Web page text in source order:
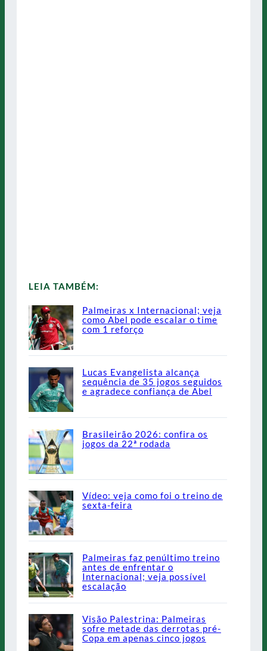
LEIA TAMBÉM:
Palmeiras x Internacional; veja
como Abel pode escalar o time
com 1 reforço
Lucas Evangelista alcança
sequência de 35 jogos seguidos
e agradece confiança de Abel
Brasileirão 2026: confira os
jogos da 22ª rodada
Vídeo: veja como foi o treino de
sexta-feira
Palmeiras faz penúltimo treino
antes de enfrentar o
Internacional; veja possível
escalação
Visão Palestrina: Palmeiras
sofre metade das derrotas pré-
Copa em apenas cinco jogos